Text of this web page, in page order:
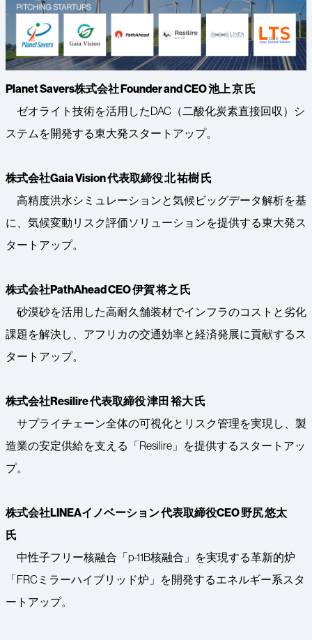
Planet Savers株式会社 Founder and CEO 池上 京 氏
ゼオライト技術を活用したDAC（二酸化炭素直接回収）シ
ステムを開発する東大発スタートアップ。
株式会社Gaia Vision 代表取締役 北 祐樹 氏
高精度洪水シミュレーションと気候ビッグデータ解析を基
に、気候変動リスク評価ソリューションを提供する東大発ス
タートアップ。
株式会社PathAhead CEO 伊賀 将之 氏
砂漠砂を活用した高耐久舗装材でインフラのコストと劣化
課題を解決し、アフリカの交通効率と経済発展に貢献するス
タートアップ。
株式会社Resilire 代表取締役 津田 裕大 氏
サプライチェーン全体の可視化とリスク管理を実現し、製
造業の安定供給を支える「Resilire」を提供するスタートアッ
プ。
株式会社LINEAイノベーション 代表取締役CEO 野尻 悠太
氏
中性子フリー核融合「p-11B核融合」を実現する革新的炉
「FRCミラーハイブリッド炉」を開発するエネルギー系スタ
ートアップ。